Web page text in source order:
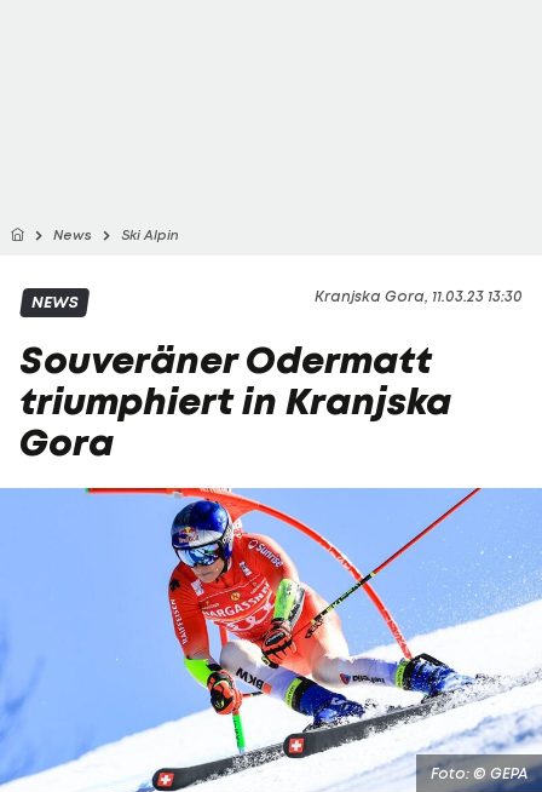
News Ski Alpin
Kranjska Gora, 11.03.23 13:30
NEWS
Souveräner Odermatt
triumphiert in Kranjska
Gora
Foto: © GEPA